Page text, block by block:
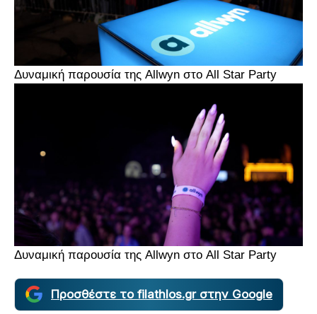
Δυναμική παρουσία της Allwyn στο All Star Party
Δυναμική παρουσία της Allwyn στο All Star Party
Προσθέστε το filathlos.gr στην Google